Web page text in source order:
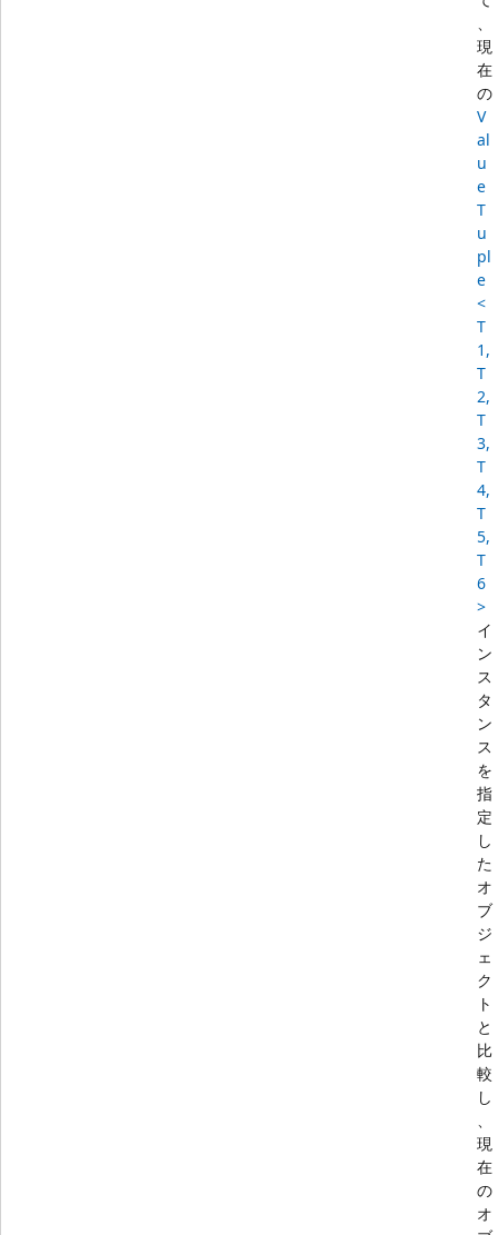
現
在
の
V
al
u
e
T
u
pl
e
<
T
1,
T
2,
T
3,
T
4,
T
5,
T
6
>
イ
ン
ス
タ
ン
ス
を
指
定
し
た
オ
ブ
ジ
ェ
ク
ト
と
比
較
し
現
在
の
オ